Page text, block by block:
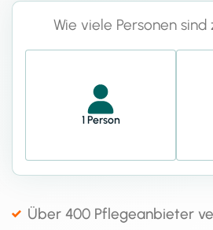
Wie viele Personen
1 Person
Über 400 Pflegeanbieter